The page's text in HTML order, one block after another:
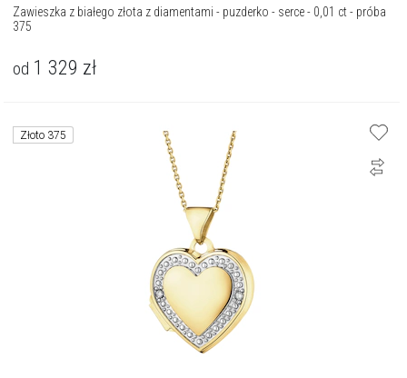
Zawieszka z białego złota z diamentami - puzderko - serce - 0,01 ct - próba
375
od 1 329 zł
Złoto 375